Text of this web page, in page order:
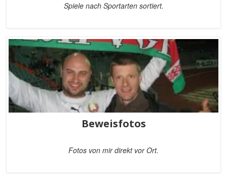
Spiele nach Sportarten sortiert.
Beweisfotos
Fotos von mir direkt vor Ort.